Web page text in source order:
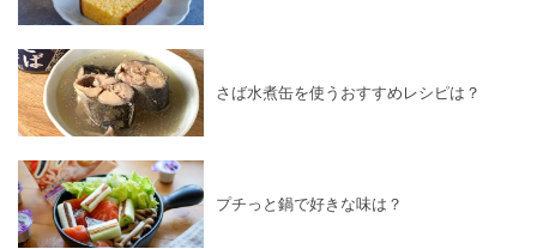
さば水煮缶を使うおすすめレシピは？
プチっと鍋で好きな味は？